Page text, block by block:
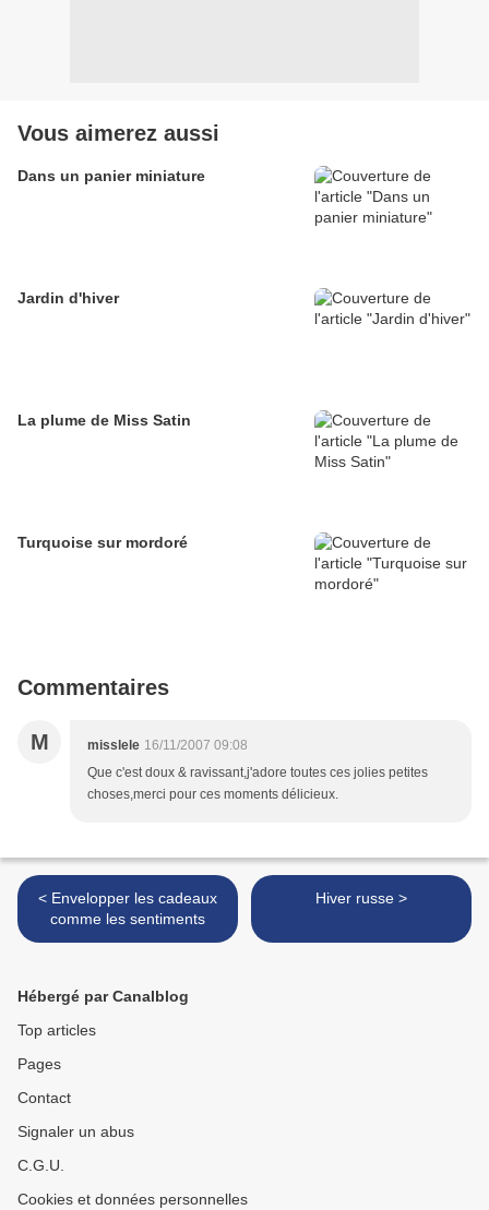
Vous aimerez aussi
Dans un panier miniature
Jardin d'hiver
La plume de Miss Satin
Turquoise sur mordoré
Commentaires
M misslele 16/11/2007 09:08
Que c'est doux & ravissant,j'adore toutes ces jolies petites
choses,merci pour ces moments délicieux.
< Envelopper les cadeaux
comme les sentiments
Hiver russe >
Hébergé par Canalblog
Top articles
Pages
Contact
Signaler un abus
C.G.U.
Cookies et données personnelles